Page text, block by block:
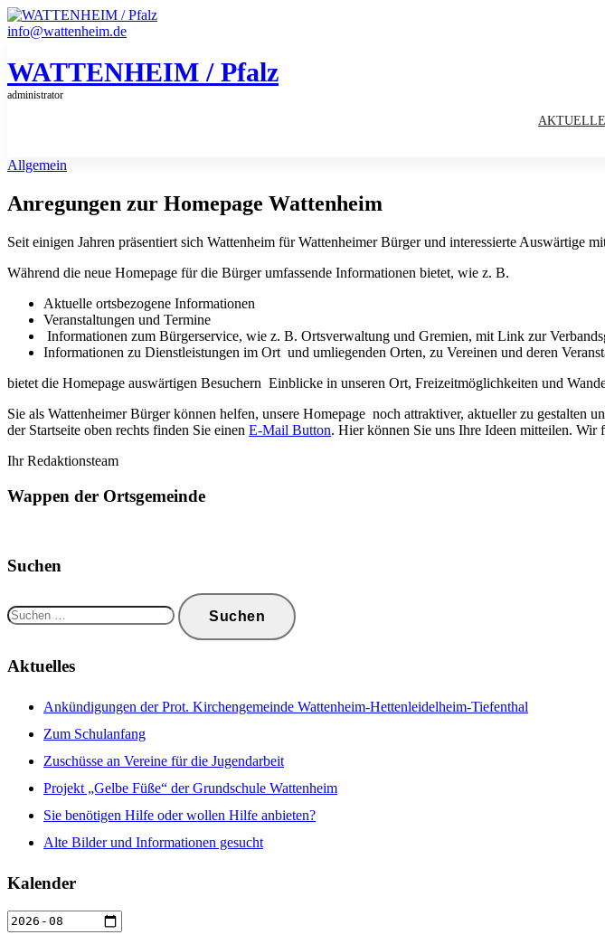
Zum
Inhalt
info@wattenheim.de
WATTENHEIM / Pfalz
administrator
Allgemein
Anregungen zur Homepage Wattenheim
Seit einigen Jahren präsentiert sich Wattenheim für Wattenheimer Bürger und interessierte Auswärtige
Während die neue Homepage für die Bürger umfassende Informationen bietet, wie z. B.
Aktuelle ortsbezogene Informationen
Veranstaltungen und Termine
Informationen zum Bürgerservice, wie z. B. Ortsverwaltung und Gremien, mit Link zur
Informationen zu Dienstleistungen im Ort und umliegenden Orten, zu Vereinen und deren
bietet die Homepage auswärtigen Besuchern Einblicke in unseren Ort, Freizeitmöglichkeiten und
Sie als Wattenheimer Bürger können helfen, unsere Homepage noch attraktiver, aktueller zu
der Startseite oben rechts finden Sie einen E-Mail Button. Hier können Sie uns Ihre Ideen mitteilen. Wir
Ihr Redaktionsteam
Wappen der Ortsgemeinde
Suchen
nach:
Aktuelles
Ankündigungen der Prot. Kirchengemeinde Wattenheim-Hettenleidelheim-Tiefenthal
Zum Schulanfang
Zuschüsse an Vereine für die Jugendarbeit
Projekt „Gelbe Füße“ der Grundschule Wattenheim
Sie benötigen Hilfe oder wollen Hilfe anbieten?
Alte Bilder und Informationen gesucht
Kalender